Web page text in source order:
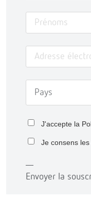
J'accepte la
Je consens
Envoyer la